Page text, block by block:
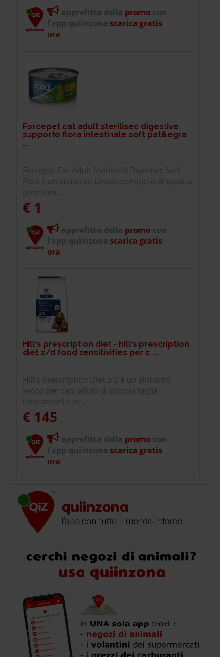
approfitta della promo con
l'app quiinzona scarica gratis
ora
Forcepet cat adult sterilised digestive
supporto flora intestinale soft pat&egra
...
Forcepet Cat Adult Sterilised Digestive Soft
Patè è un alimento umido completo di qualità
premium ...
€ 1
approfitta della promo con
l'app quiinzona scarica gratis
ora
Hill's prescription diet - hill's prescription
diet z/d food sensitivities per c ...
Hill's Prescription Diet z/d è un alimento
secco per cani adulti di piccola taglia
clinicamente te ...
€ 145
approfitta della promo con
l'app quiinzona scarica gratis
ora